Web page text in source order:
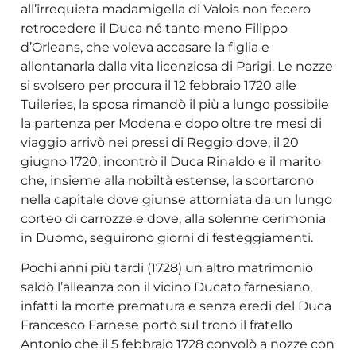
all’irrequieta madamigella di Valois non fecero
retrocedere il Duca né tanto meno Filippo
d’Orleans, che voleva accasare la figlia e
allontanarla dalla vita licenziosa di Parigi. Le nozze
si svolsero per procura il 12 febbraio 1720 alle
Tuileries, la sposa rimandò il più a lungo possibile
la partenza per Modena e dopo oltre tre mesi di
viaggio arrivò nei pressi di Reggio dove, il 20
giugno 1720, incontrò il Duca Rinaldo e il marito
che, insieme alla nobiltà estense, la scortarono
nella capitale dove giunse attorniata da un lungo
corteo di carrozze e dove, alla solenne cerimonia
in Duomo, seguirono giorni di festeggiamenti.
Pochi anni più tardi (1728) un altro matrimonio
saldò l’alleanza con il vicino Ducato farnesiano,
infatti la morte prematura e senza eredi del Duca
Francesco Farnese portò sul trono il fratello
Antonio che il 5 febbraio 1728 convolò a nozze con